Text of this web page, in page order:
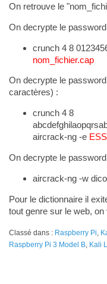
On retrouve le
On decrypte le
crunch 4 8
nom_fichier.cap
On decrypte le
caractères) :
crunch 4 8
aircrack-ng -e
On decrypte le
aircrack-ng -w
Pour le dictionnaire il
tout genre sur le web,
Classé dans : Raspberry Pi,
Raspberry Pi 3 Model B, Kali